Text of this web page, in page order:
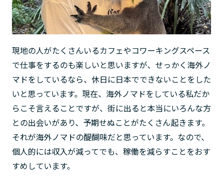
現地の人がたくさんいるカフェやコワーキングスペース
で仕事をするのも楽しいと思いますが、せっかく海外ノ
マドをしているなら、休日に日本でできないことをした
いと思っています。現在、海外ノマドをしている私だか
らこそ言えることですが、街に出ると本当にいろんな方
との出会いがあり、予期せぬことがたくさん起きます。
それが海外ノマドの醍醐味だと思っています。なので、
個人的には収入が減ってでも、稼働を減らすことをおす
すめしています。